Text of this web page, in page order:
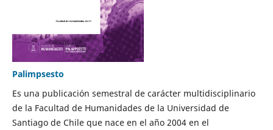
Palimpsesto
Es una publicación semestral de carácter multidisciplinario
de la Facultad de Humanidades de la Universidad de
Santiago de Chile que nace en el año 2004 en el